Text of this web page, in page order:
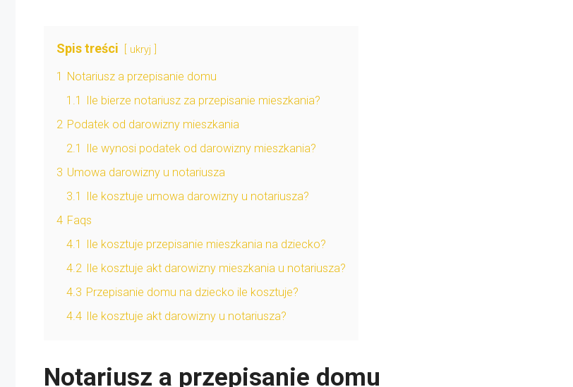
Spis treści ukryj
1 Notariusz a przepisanie domu
1.1
Ile bierze notariusz za przepisanie mieszkania?
2 Podatek od darowizny mieszkania
2.1
Ile wynosi podatek od darowizny mieszkania?
3 Umowa darowizny u notariusza
3.1
Ile kosztuje umowa darowizny u notariusza?
4 Faqs
4.1
Ile kosztuje przepisanie mieszkania na dziecko?
4.2 Ile kosztuje akt darowizny mieszkania u notariusza?
4.3 Przepisanie domu na dziecko ile kosztuje?
4.4 Ile kosztuje akt darowizny u notariusza?
Notariusz a przepisanie domu